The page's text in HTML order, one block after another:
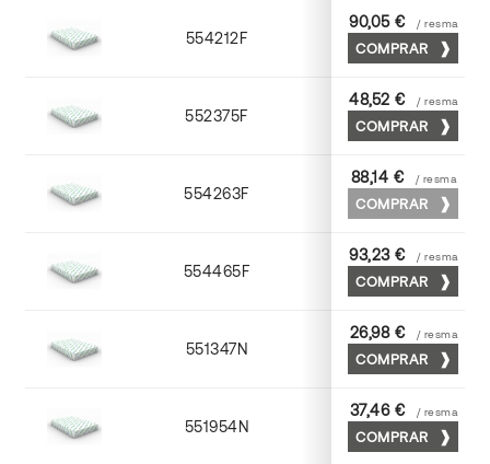
554212F 72 x 102
90,05 € / resma
COMPRAR
552375F 75 x 53
48,52 € / resma
COMPRAR
554263F 63 x 88
88,14 € / resma
COMPRAR
554465F 65 x 90
93,23 € / resma
COMPRAR
551347N 45 x 64
26,98 € / resma
COMPRAR
551954N 52 x 70
37,46 € / resma
COMPRAR